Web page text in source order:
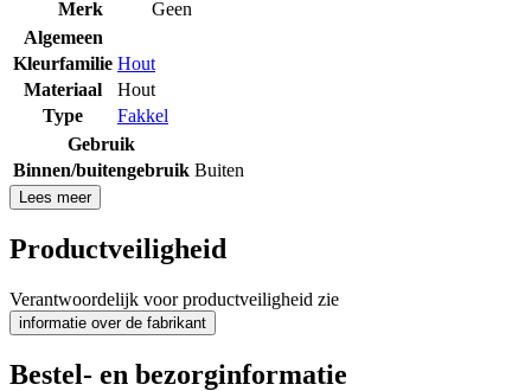
Merk
Geen
Algemeen
Kleurfamilie Hout
Materiaal
Hout
Type
Fakkel
Gebruik
Binnen/buitengebruik Buiten
Lees meer
Productveiligheid
Verantwoordelijk voor productveiligheid zie
informatie over de fabrikant
Bestel- en bezorginformatie